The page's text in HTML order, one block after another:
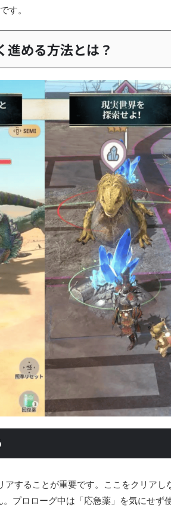
す。
進める方法とは？
することが重要です。ここをクリアし
プロローグ中は「応急薬」を気にせず